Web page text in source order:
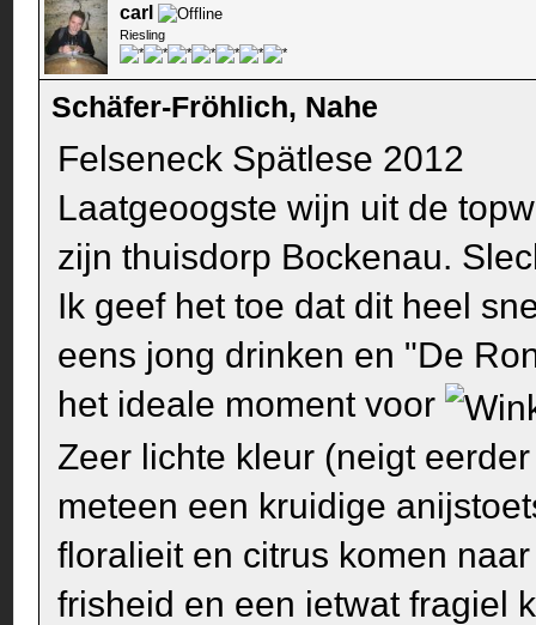
carl
Riesling
Schäfer-Fröhlich, Nahe
Felseneck Spätlese 2012
Laatgeoogste wijn uit de
zijn thuisdorp Bockenau.
Ik geef het toe dat dit heel
eens jong drinken en "De
het ideale moment voor
Zeer lichte kleur (neigt
meteen een kruidige
floralieit en citrus komen
frisheid en een ietwat fragiel